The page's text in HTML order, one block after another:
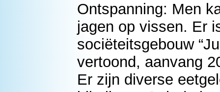
Ontspanning: Men
jagen op vissen. Er
sociëteitsgebouw
vertoond, aanvang
Er zijn diverse